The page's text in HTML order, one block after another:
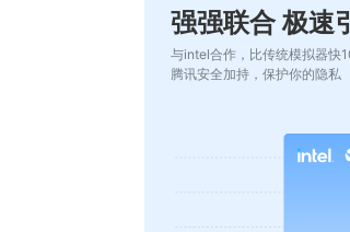
强强联合 极速
与intel合作，比传统模拟器快
腾讯安全加持，保护你的隐私